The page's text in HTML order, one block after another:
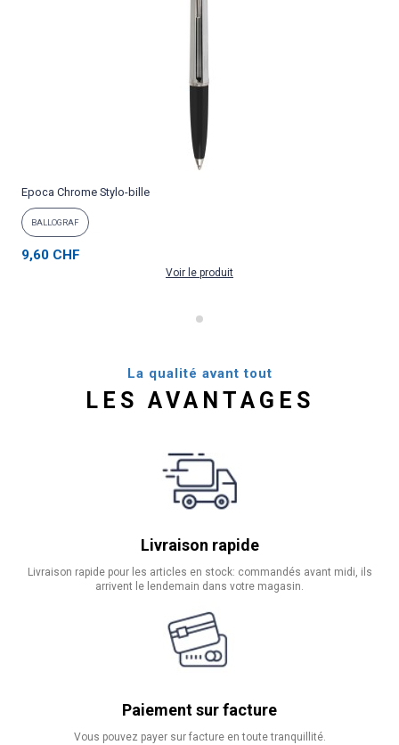
Epoca Chrome Stylo-bille
BALLOGRAF
9,60 CHF
Voir le produit
La qualité avant tout
LES AVANTAGES
Livraison rapide
Livraison rapide pour les articles en stock: commandés avant midi, ils
arrivent le lendemain dans votre magasin.
Paiement sur facture
Vous pouvez payer sur facture en toute tranquillité.